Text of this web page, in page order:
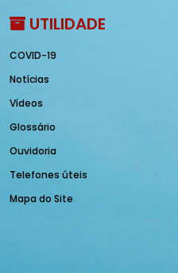
UTILIDADE
COVID-19
Notícias
Vídeos
Glossário
Ouvidoria
Telefones úteis
Mapa do Site